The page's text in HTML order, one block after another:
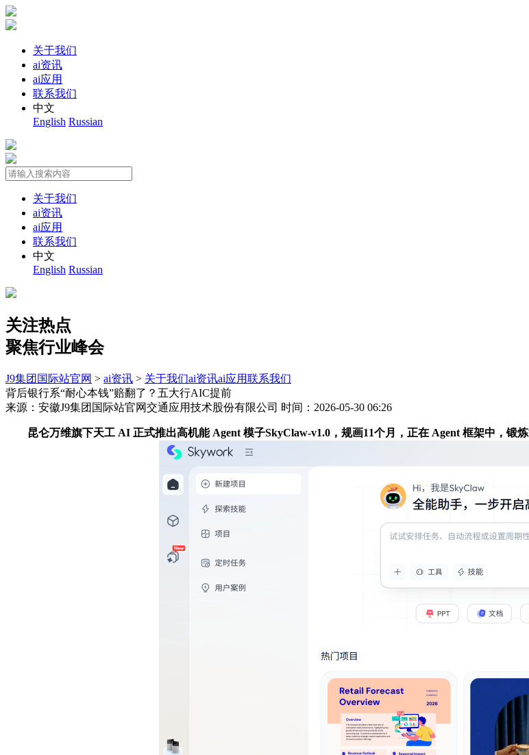
关于我们
ai资讯
ai应用
联系我们
中文
English Russian
关于我们
ai资讯
ai应用
联系我们
中文
English Russian
关注热点
聚焦行业峰会
J9集团国际站官网 > ai资讯 > 关于我们ai资讯ai应用联系我们
背后银行系“耐心本钱”赔翻了？五大行AIC提前
来源：安徽J9集团国际站官网交通应用技术股份有限公司 时间：2026-05-30 06:26
昆仑万维旗下天工 AI 正式推出高机能 Agent 模子SkyClaw-v1.0，规画11个月，正在 Agent 框架中，锻